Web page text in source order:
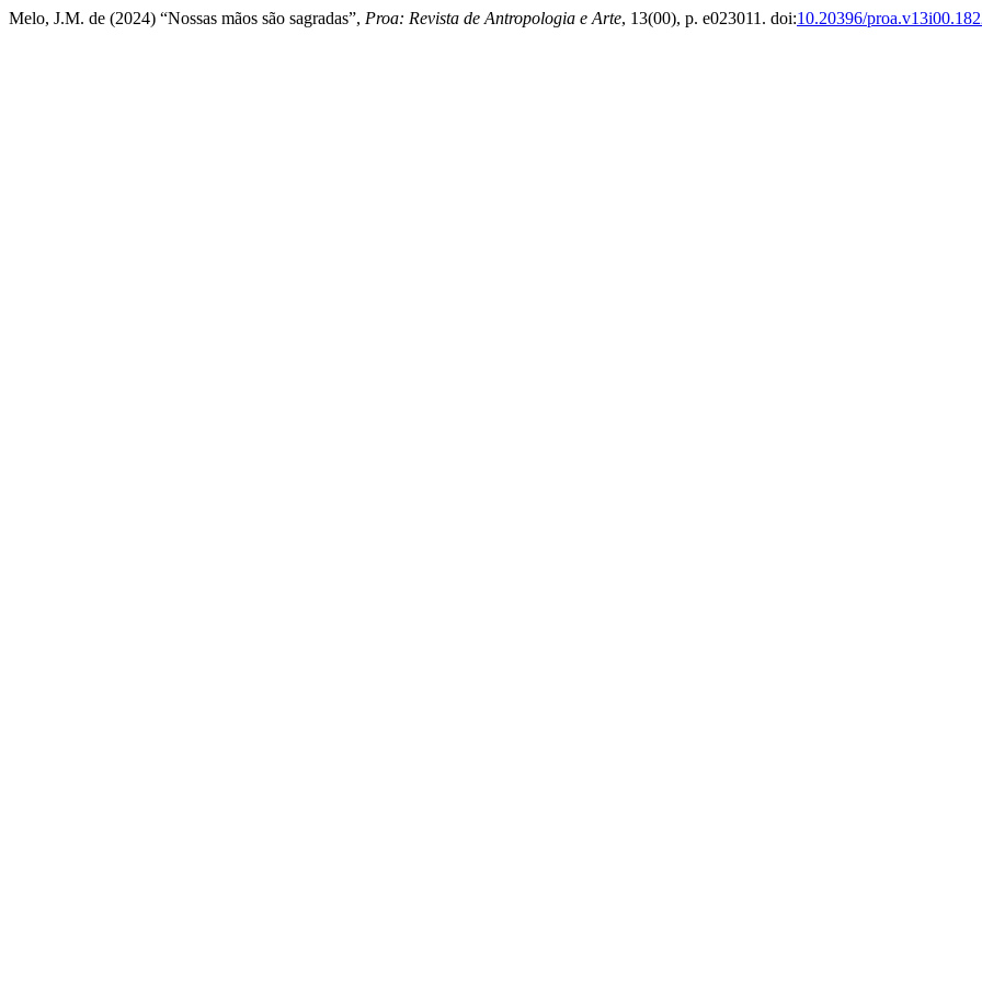
Melo, J.M. de (2024) “Nossas mãos são sagradas”, Proa: Revista de Antropologia e Arte, 13(00), p. e023011. doi:10.20396/